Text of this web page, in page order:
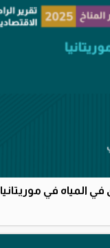
المياه في موريتانيا